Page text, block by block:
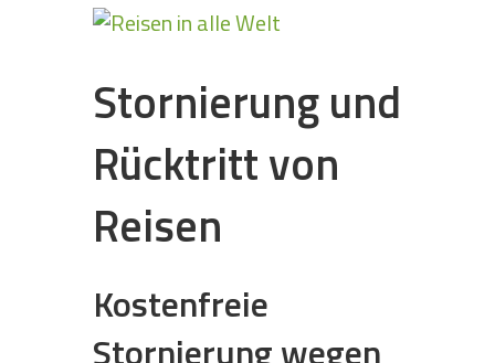
Stornierung und
Rücktritt von
Reisen
Kostenfreie
Stornierung wegen